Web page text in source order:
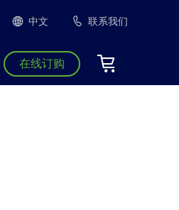
中文 联系我们
在线订购